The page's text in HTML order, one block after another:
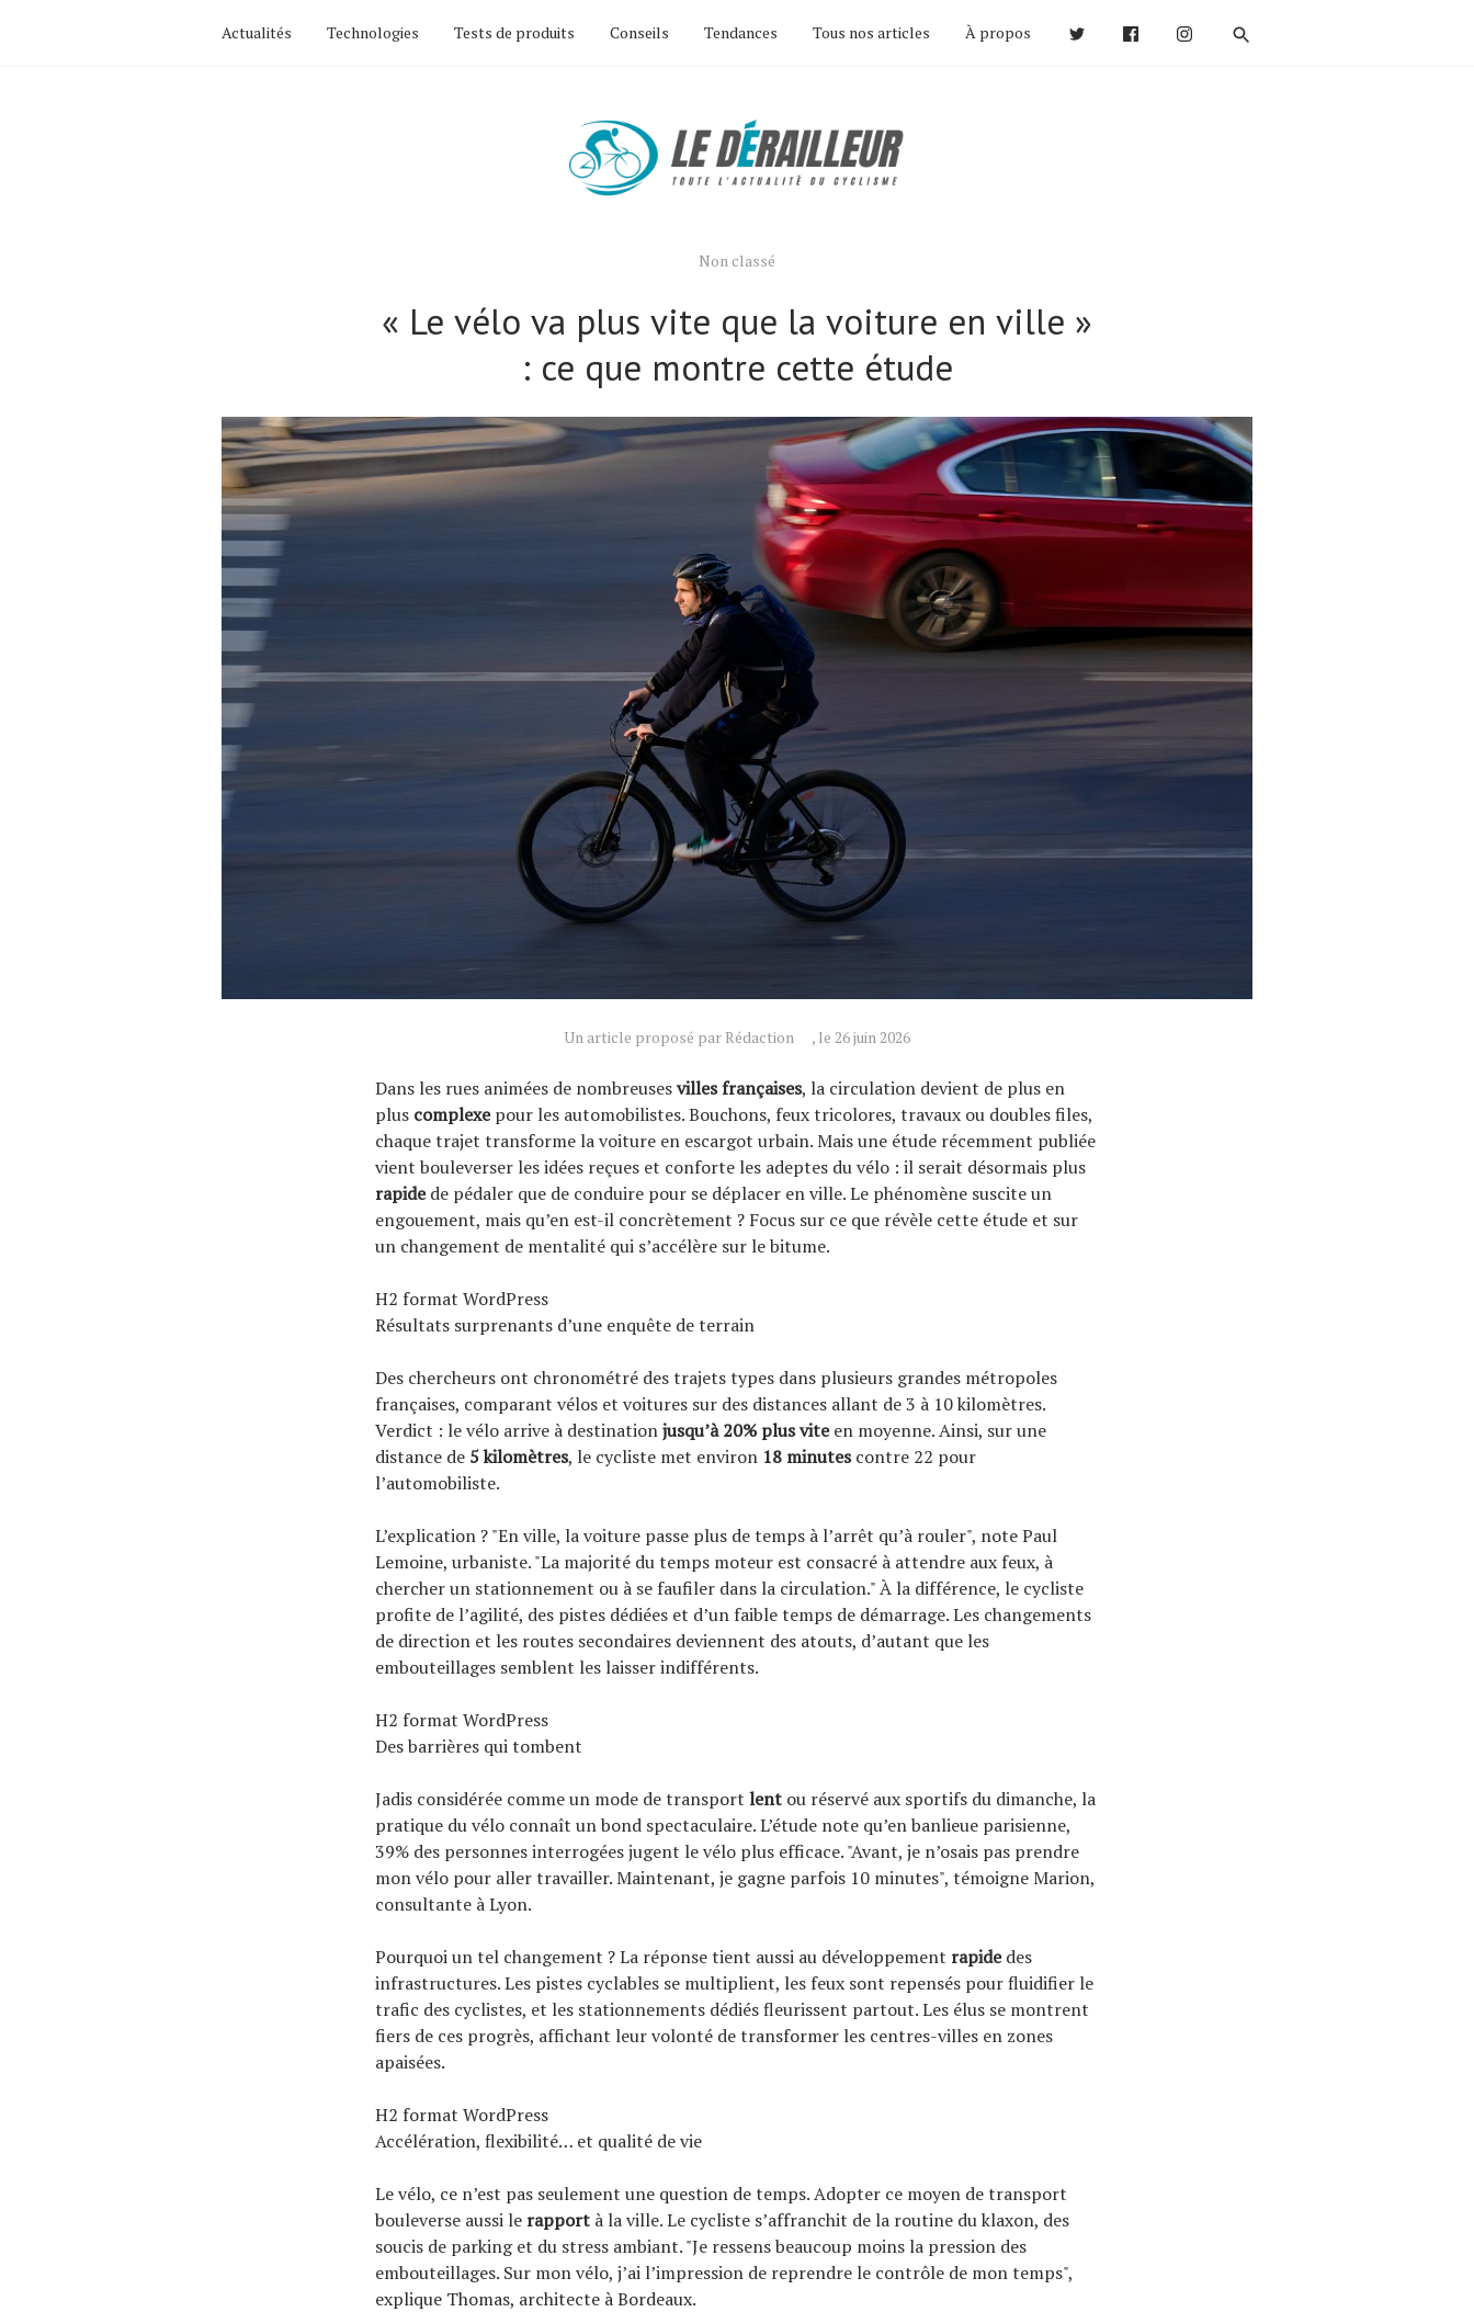
Actualités Technologies Tests de produits Conseils Tendances Tous nos articles À propos
Non classé
« Le vélo va plus vite que la voiture en ville »
: ce que montre cette étude
Un article proposé par Rédaction , le 26 juin 2026
Dans les rues animées de nombreusesvilles françaises, la circulation devient de plus en
plus complexepour les automobilistes. Bouchons, feux tricolores, travaux ou doubles files,
chaque trajet transforme la voiture en escargot urbain. Mais une étude récemment publiée
vient bouleverser les idées reçues et conforte les adeptes du vélo : il serait désormais plus
rapidede pédaler que de conduire pour se déplacer en ville. Le phénomène suscite un
engouement, mais qu’en est-il concrètement ? Focus sur ce que révèle cette étude et sur
un changement de mentalité qui s’accélère sur le bitume.
H2 format WordPress
Résultats surprenants d’une enquête de terrain
Des chercheurs ont chronométré des trajets types dans plusieurs grandes métropoles
françaises, comparant vélos et voitures sur des distances allant de 3 à 10 kilomètres.
Verdict : le vélo arrive à destinationjusqu’à 20% plus viteen moyenne. Ainsi, sur une
distance de 5 kilomètres, le cycliste met environ 18 minutescontre 22 pour
l’automobiliste.
L’explication ? "En ville, la voiture passe plus de temps à l’arrêt qu’à rouler", note Paul
Lemoine, urbaniste. "La majorité du temps moteur est consacré à attendre aux feux, à
chercher un stationnement ou à se faufiler dans la circulation." À la différence, le cycliste
profite de l’agilité, des pistes dédiées et d’un faible temps de démarrage. Les changements
de direction et les routes secondaires deviennent des atouts, d’autant que les
embouteillages semblent les laisser indifférents.
H2 format WordPress
Des barrières qui tombent
Jadis considérée comme un mode de transport lent ou réservé aux sportifs du dimanche, la
pratique du vélo connaît un bond spectaculaire. L’étude note qu’en banlieue parisienne,
39% des personnes interrogées jugent le vélo plus efficace. "Avant, je n’osais pas prendre
mon vélo pour aller travailler. Maintenant, je gagne parfois 10 minutes", témoigne Marion,
consultante à Lyon.
Pourquoi un tel changement ? La réponse tient aussi au développement rapidedes
infrastructures. Les pistes cyclables se multiplient, les feux sont repensés pour fluidifier le
trafic des cyclistes, et les stationnements dédiés fleurissent partout. Les élus se montrent
fiers de ces progrès, affichant leur volonté de transformer les centres-villes en zones
apaisées.
H2 format WordPress
Accélération, flexibilité… et qualité de vie
Le vélo, ce n’est pas seulement une question de temps. Adopter ce moyen de transport
bouleverse aussi le rapport à la ville. Le cycliste s’affranchit de la routine du klaxon, des
soucis de parking et du stress ambiant. "Je ressens beaucoup moins la pression des
embouteillages. Sur mon vélo, j’ai l’impression de reprendre le contrôle de mon temps",
explique Thomas, architecte à Bordeaux.